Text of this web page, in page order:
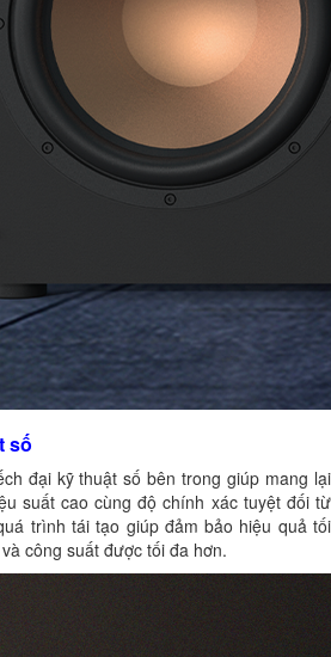
số
đại kỹ thuật số bên trong giúp mang lại
suất cao cùng độ chính xác tuyệt đối từ
trình tái tạo giúp đảm bảo hiệu quả tối
công suất được tối đa hơn.